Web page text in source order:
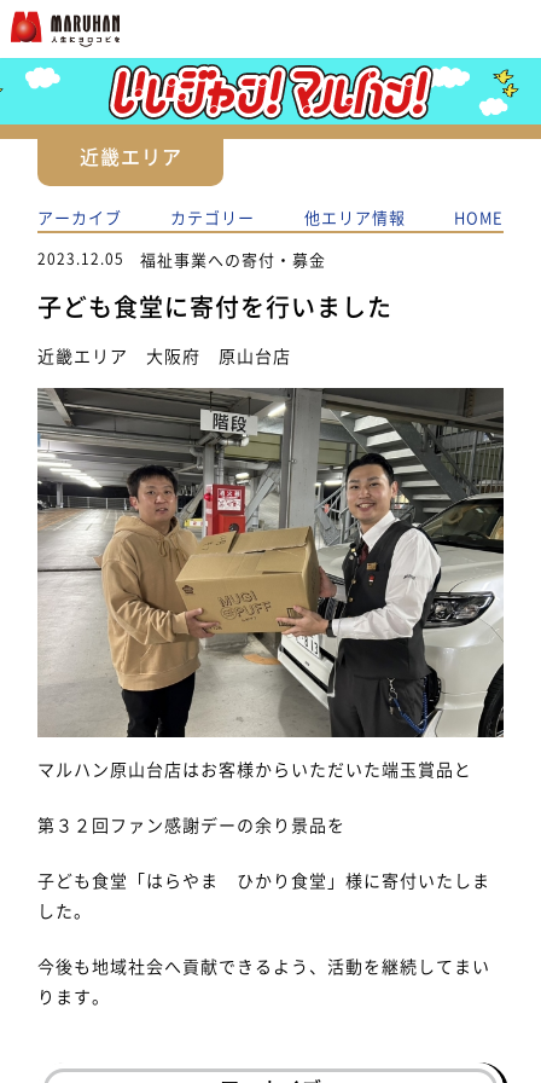
近畿エリア
アーカイブ カテゴリー 他エリア情報 HOME
2023.12.05 福祉事業への寄付・募金
子ども食堂に寄付を行いました
近畿エリア 大阪府 原山台店
マルハン原山台店はお客様からいただいた端玉賞品と
第３２回ファン感謝デーの余り景品を
子ども食堂「はらやま ひかり食堂」様に寄付いたしま
した。
今後も地域社会へ貢献できるよう、活動を継続してまい
ります。